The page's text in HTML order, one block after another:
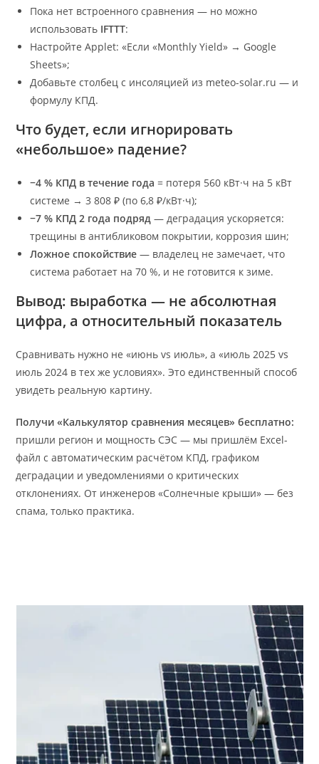
Пока нет встроенного сравнения — но можно
использовать IFTTT:
Настройте Applet: «Если «Monthly Yield» → Google
Sheets»;
Добавьте столбец с инсоляцией из meteo-solar.ru — и
формулу КПД.
Что будет, если игнорировать
«небольшое» падение?
−4 % КПД в течение года = потеря 560 кВт·ч на 5 кВт
системе → 3 808 ₽ (по 6,8 ₽/кВт·ч);
−7 % КПД 2 года подряд — деградация ускоряется:
трещины в антибликовом покрытии, коррозия шин;
Ложное спокойствие — владелец не замечает, что
система работает на 70 %, и не готовится к зиме.
Вывод: выработка — не абсолютная
цифра, а относительный показатель
Сравнивать нужно не «июнь vs июль», а «июль 2025 vs
июль 2024 в тех же условиях». Это единственный способ
увидеть реальную картину.
Получи «Калькулятор сравнения месяцев» бесплатно:
пришли регион и мощность СЭС — мы пришлём Excel-
файл с автоматическим расчётом КПД, графиком
деградации и уведомлениями о критических
отклонениях. От инженеров «Солнечные крыши» — без
спама, только практика.